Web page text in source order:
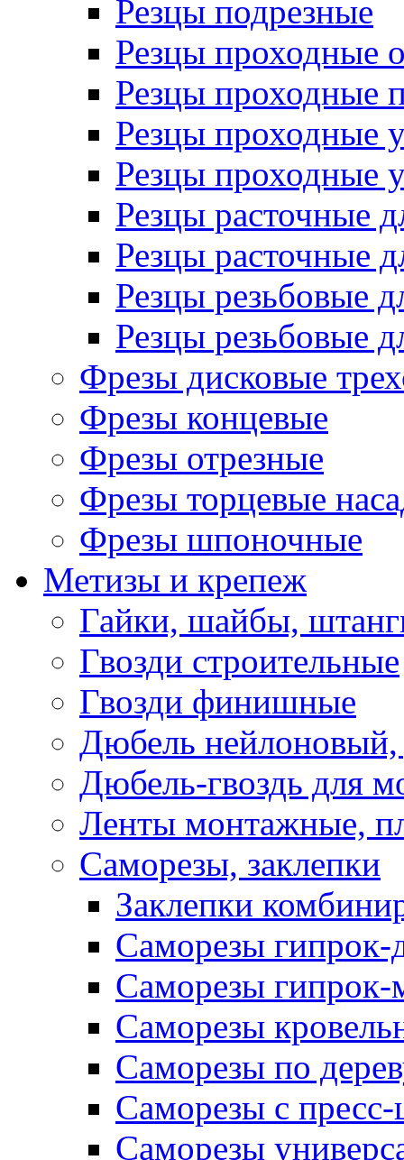
Резцы подрезные
Резцы проходные
Резцы проходные
Резцы проходные
Резцы проходные
Резцы расточные
Резцы расточные
Резцы резьбовые
Резцы резьбовые
Фрезы дисковые
Фрезы концевые
Фрезы отрезные
Фрезы торцевые
Фрезы шпоночные
Метизы и крепеж
Гайки, шайбы,
Гвозди строительные
Гвозди финишные
Дюбель нейлоновый,
Дюбель-гвоздь для
Ленты монтажные,
Саморезы, заклепки
Заклепки
Саморезы гипрок-
Саморезы гипрок-
Саморезы
Саморезы по
Саморезы с
Саморезы